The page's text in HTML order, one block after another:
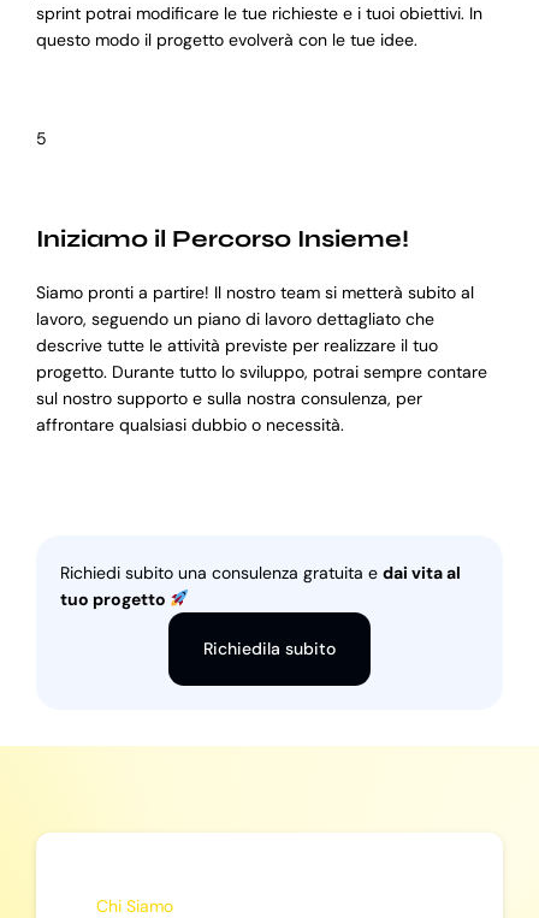
sprint potrai modificare le tue richieste e i tuoi obiettivi. In
questo modo il progetto evolverà con le tue idee.
5
Iniziamo il Percorso Insieme!
Siamo pronti a partire! Il nostro team si metterà subito al
lavoro, seguendo un piano di lavoro dettagliato che
descrive tutte le attività previste per realizzare il tuo
progetto. Durante tutto lo sviluppo, potrai sempre contare
sul nostro supporto e sulla nostra consulenza, per
affrontare qualsiasi dubbio o necessità.
Richiedi subito una consulenza gratuita e dai vita al
tuo progetto
Richiedila subito
Chi Siamo